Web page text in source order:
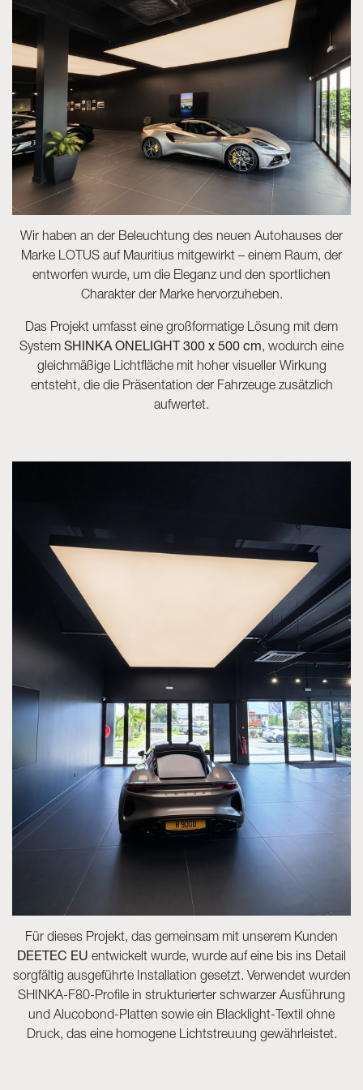
Skyled - Maßleuchten
Neolight - Technische Design-Leuchten
Lineare und geschwungene Modulsysteme
Dreiphasen-Schiene (230V)
48V-Schiene
24V-Minischiene
Spotlights und Downlights
Leuchtrahmen mit Textilfronten
Leuchtpaneele und Plexiled
Wir haben an der Beleuchtung des neuen Autohauses der
Marke LOTUS auf Mauritius mitgewirkt – einem Raum, der
entworfen wurde, um die Eleganz und den sportlichen
Charakter der Marke hervorzuheben.
Das Projekt umfasst eine großformatige Lösung mit dem
System SHINKA ONELIGHT 300 x 500 cm, wodurch eine
gleichmäßige Lichtfläche mit hoher visueller Wirkung
entsteht, die die Präsentation der Fahrzeuge zusätzlich
aufwertet.
Für dieses Projekt, das gemeinsam mit unserem Kunden
DEETEC EU entwickelt wurde, wurde auf eine bis ins Detail
sorgfältig ausgeführte Installation gesetzt. Verwendet wurden
SHINKA-F80-Profile in strukturierter schwarzer Ausführung
und Alucobond-Platten sowie ein Blacklight-Textil ohne
Druck, das eine homogene Lichtstreuung gewährleistet.